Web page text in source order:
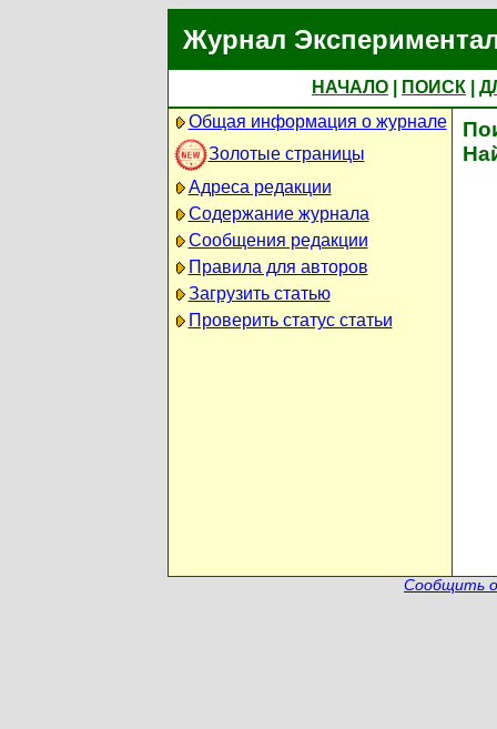
Журнал
НАЧАЛО ПОИСК
Общая информация о журнале
Золотые страницы
Адреса редакции
Содержание журнала
Сообщения редакции
Правила для авторов
Загрузить статью
Проверить статус статьи
Сообщить о